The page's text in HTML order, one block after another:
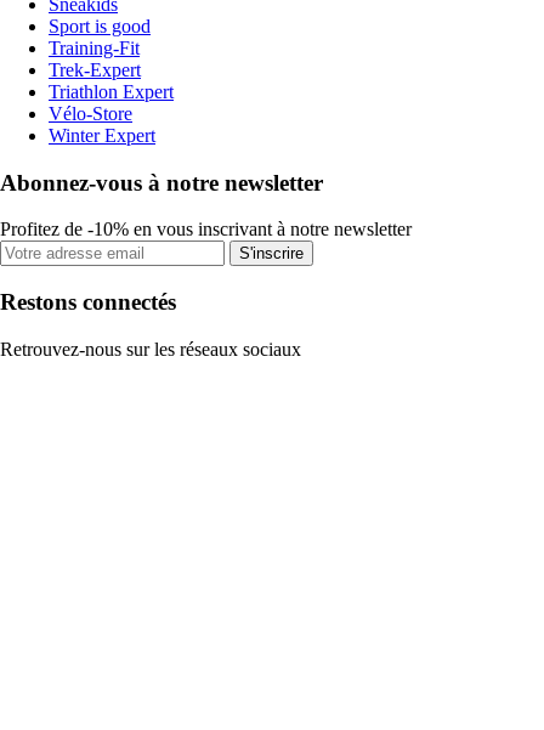
Sport is good
Training-Fit
Trek-Expert
Triathlon Expert
Vélo-Store
Winter Expert
Abonnez-vous à notre newsletter
Profitez de -10% en vous inscrivant à notre newsletter
S'inscrire
Restons connectés
Retrouvez-nous sur les réseaux sociaux